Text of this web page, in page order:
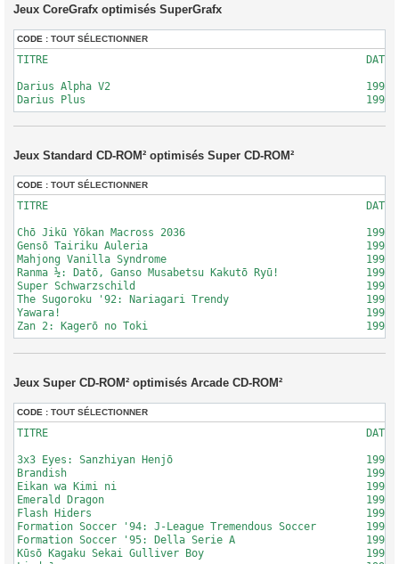
Jeux CoreGrafx optimisés SuperGrafx
CODE : TOUT SÉLECTIONNER
TITRE							DATE		LOGO BOITIER
Darius Alpha V2						1991-02-28	PCE-SG
Jeux Standard CD-ROM² optimisés Super CD-ROM²
CODE : TOUT SÉLECTIONNER
TITRE							DATE		LOGO BOITIER
Chō Jikū Yōkan Macross 2036				1992-04-03	Standard / Super CD-ROM²
Gensō Tairiku Auleria					1993-02-26	Standard CD-ROM²
Mahjong Vanilla Syndrome				1991-10-25	Standard / Super CD-ROM²
Ranma ½: Datō, Ganso Musabetsu Kakutō Ryū!		1992-10-02	Standard / Super CD-ROM²
Super Schwarzschild					1991-12-06	Standard / Super CD-ROM²
The Sugoroku '92: Nariagari Trendy			1991-12-20	Standard / Super CD-ROM²
Yawara!							1992-10-01	Super CD-ROM²
Jeux Super CD-ROM² optimisés Arcade CD-ROM²
CODE : TOUT SÉLECTIONNER
TITRE							DATE		LOGO BOITIER
3x3 Eyes: Sanzhiyan Henjō				1994-07-08	Super / Arcade CD-ROM²
Brandish						1994-06-17	Super / Arcade CD-ROM²
Eikan wa Kimi ni					1994-04-15	Super / Arcade CD-ROM²
Emerald Dragon						1994-01-28	Super CD-ROM²
Flash Hiders						1993-12-19	Super CD-ROM²
Formation Soccer '94: J-League Tremendous Soccer	1994-12-23	Super / Arcade CD-ROM²
Formation Soccer '95: Della Serie A			1995-04-07	Super / Arcade CD-ROM²
Kūsō Kagaku Sekai Gulliver Boy				1995-05-26	Super CD-ROM²